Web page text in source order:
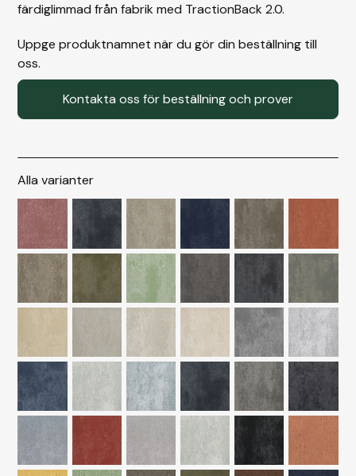
färdiglimmad från fabrik med TractionBack 2.0.
Uppge produktnamnet när du gör din beställning till
oss.
Kontakta oss för beställning och prover
Alla varianter